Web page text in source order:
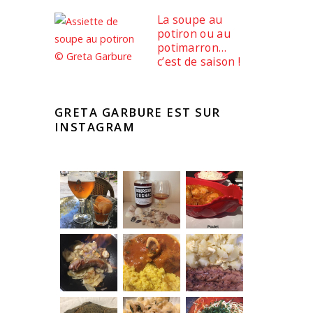
La soupe au
potiron ou au
potimarron…
c’est de saison !
GRETA GARBURE EST SUR
INSTAGRAM